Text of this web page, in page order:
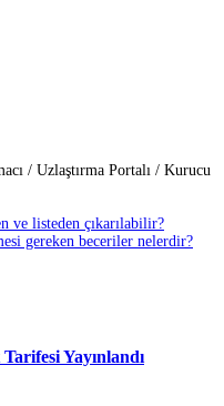
/ Uzlaştırma Portalı / Kurucu
ve listeden çıkarılabilir?
gereken beceriler nelerdir?
Yayınlandı